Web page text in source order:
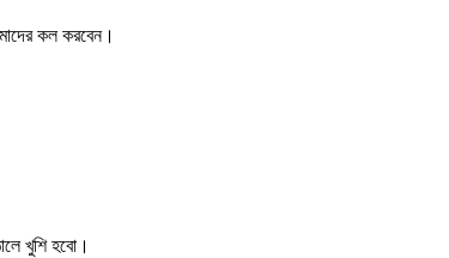
কল করবেন।
খুশি হবো।